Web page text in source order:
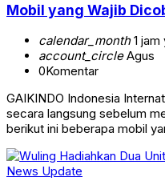
Mobil yang Wajib
calendar_month1 jam
account_circleAgus
0Komentar
GAIKINDO Indonesia
secara langsung sebelum
berikut ini beberapa mobil
News Update